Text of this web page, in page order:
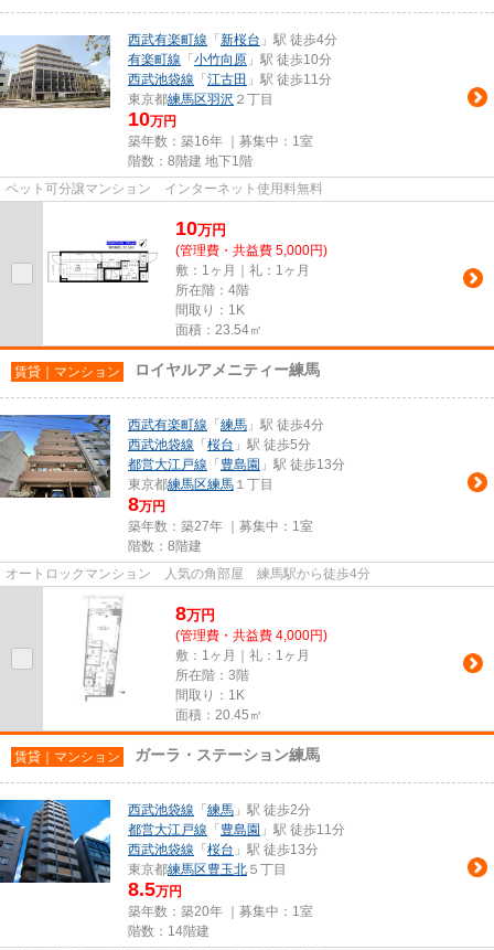
西武有楽町線 「 新桜台 」駅 徒歩4分
有楽町線 「 小竹向原 」駅 徒歩10分
西武池袋線 「 江古田 」駅 徒歩11分
東京都練馬区羽沢 ２丁目
10万円
築年数：築16年 ｜募集中： 1室
階数：8階建 地下1階
ペット可分譲マンション インターネット使用料無料
10万円
(管理費・共益費 5,000円)
敷：1ヶ月｜礼：1ヶ月
所在階：4階
間取り：1K
面積：23.54㎡
賃貸｜マンション ロイヤルアメニティー練馬
西武有楽町線 「 練馬 」駅 徒歩4分
西武池袋線 「 桜台 」駅 徒歩5分
都営大江戸線 「 豊島園 」駅 徒歩13分
東京都練馬区練馬 １丁目
8万円
築年数：築27年 ｜募集中： 1室
階数：8階建
オートロックマンション 人気の角部屋 練馬駅から徒歩4分
8万円
(管理費・共益費 4,000円)
敷：1ヶ月｜礼：1ヶ月
所在階：3階
間取り：1K
面積：20.45㎡
賃貸｜マンション ガーラ・ステーション練馬
西武池袋線 「 練馬 」駅 徒歩2分
都営大江戸線 「 豊島園 」駅 徒歩11分
西武池袋線 「 桜台 」駅 徒歩13分
東京都練馬区豊玉北 ５丁目
8.5万円
築年数：築20年 ｜募集中： 1室
階数：14階建